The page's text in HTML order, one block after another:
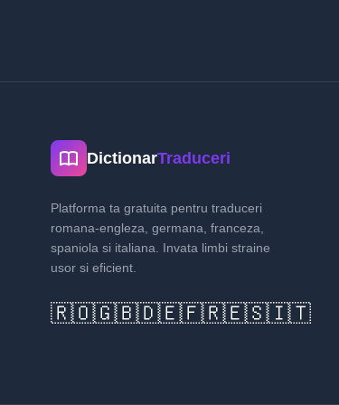
DictionarTraduceri
Platforma ta gratuita pentru traduceri
romana-engleza, germana, franceza,
spaniola si italiana. Invata limbi straine
usor si eficient.
🇷🇴🇬🇧🇩🇪🇫🇷🇪🇸🇮🇹